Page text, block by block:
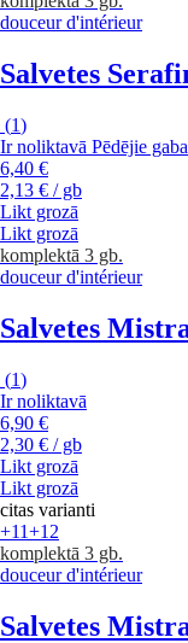
douceur d'intérieur
Salvetes
(1)
Ir noliktavā Pēdējie
6,40 €
2,13 € / gb
Likt grozā
Likt grozā
komplektā 3 gb.
douceur d'intérieur
Salvetes
(1)
Ir noliktavā
6,90 €
2,30 € / gb
Likt grozā
Likt grozā
citas varianti
+11+12
komplektā 3 gb.
douceur d'intérieur
Salvetes